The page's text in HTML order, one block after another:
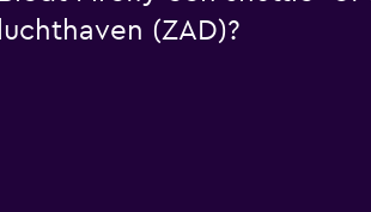
luchthaven (ZAD)?